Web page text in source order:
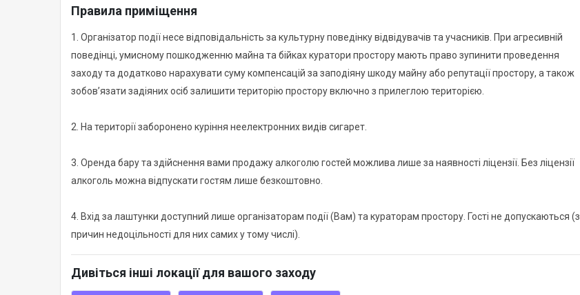
Правила приміщення
1. Організатор події несе відповідальність за культурну поведінку відвідувачів та учасників. При агресивній
поведінці, умисному пошкодженню майна та бійках куратори простору мають право зупинити проведення
заходу та додатково нарахувати суму компенсацій за заподіяну шкоду майну або репутації простору, а також
зобов’язати задіяних осіб залишити територію простору включно з прилеглою територією.
2. На території заборонено куріння неелектронних видів сигарет.
3. Оренда бару та здійснення вами продажу алкоголю гостей можлива лише за наявності ліцензії. Без ліцензії
алкоголь можна відпускати гостям лише безкоштовно.
4. Вхід за лаштунки доступний лише організаторам події (Вам) та кураторам простору. Гості не допускаються (з
причин недоцільності для них самих у тому числі).
Дивіться інші локації для вашого заходу